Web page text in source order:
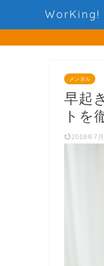
WorKing!
メンタル
早起
トを
2018年7月